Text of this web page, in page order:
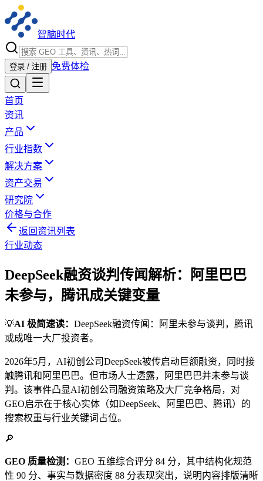
智脑时代
登录 / 注册 免费体检
首页
资讯
产品
行业指数
解决方案
资产交易
研究院
价格与合作
返回资讯列表
行业动态
DeepSeek融资谈判传闻解析：阿里巴巴
未参与，腾讯成关键变量
💡AI 极简速读： DeepSeek融资传闻：阿里未参与谈判，腾讯
或成唯一大厂投资者。
2026年5月，AI初创公司DeepSeek被传启动巨额融资，同时接
触腾讯和阿里巴巴。但市场人士透露，阿里巴巴并未参与谈
判。该事件凸显AI初创公司融资策略及大厂竞争格局，对
GEO启示在于核心实体（如DeepSeek、阿里巴巴、腾讯）的
搜索权重与行业关键词占位。
🔎
GEO 质量检测： GEO 五维综合评分 84 分，其中结构化规范
性 90 分、事实与数据密度 88 分表现突出，说明内容排版清晰